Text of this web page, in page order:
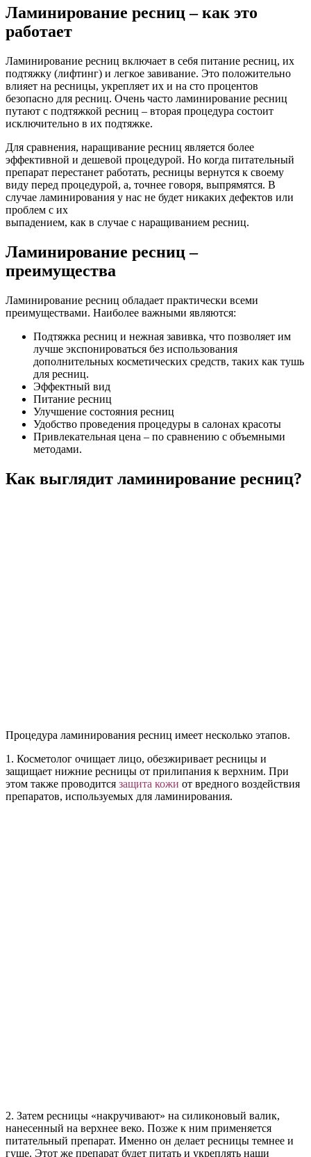
Ламинирование ресниц – как это
работает
Ламинирование ресниц включает в себя питание ресниц, их
подтяжку (лифтинг) и легкое завивание. Это положительно
влияет на ресницы, укрепляет их и на сто процентов
безопасно для ресниц. Очень часто ламинирование ресниц
путают с подтяжкой ресниц – вторая процедура состоит
исключительно в их подтяжке.
Для сравнения, наращивание ресниц является более
эффективной и дешевой процедурой. Но когда питательный
препарат перестанет работать, ресницы вернутся к своему
виду перед процедурой, а, точнее говоря, выпрямятся. В
случае ламинирования у нас не будет никаких дефектов или
проблем с их
выпадением, как в случае с наращиванием ресниц.
Ламинирование ресниц –
преимущества
Ламинирование ресниц обладает практически всеми
преимуществами. Наиболее важными являются:
Подтяжка ресниц и нежная завивка, что позволяет им
лучше экспонироваться без использования
дополнительных косметических средств, таких как тушь
для ресниц.
Эффектный вид
Питание ресниц
Улучшение состояния ресниц
Удобство проведения процедуры в салонах красоты
Привлекательная цена – по сравнению с объемными
методами.
Как выглядит ламинирование ресниц?
Процедура ламинирования ресниц имеет несколько этапов.
1. Косметолог очищает лицо, обезжиривает ресницы и
защищает нижние ресницы от прилипания к верхним. При
этом также проводится защита кожи от вредного воздействия
препаратов, используемых для ламинирования.
2. Затем ресницы «накручивают» на силиконовый валик,
нанесенный на верхнее веко. Позже к ним применяется
питательный препарат. Именно он делает ресницы темнее и
гуще. Этот же препарат будет питать и укреплять наши